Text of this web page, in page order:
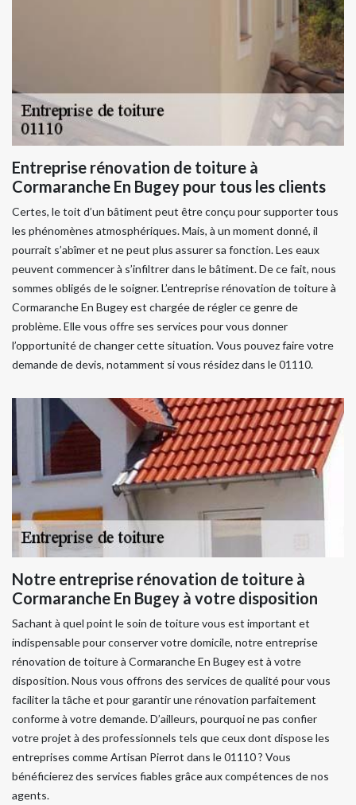
Entreprise rénovation de toiture à
Cormaranche En Bugey pour tous les clients
Certes, le toit d’un bâtiment peut être conçu pour supporter tous
les phénomènes atmosphériques. Mais, à un moment donné, il
pourrait s’abîmer et ne peut plus assurer sa fonction. Les eaux
peuvent commencer à s’infiltrer dans le bâtiment. De ce fait, nous
sommes obligés de le soigner. L’entreprise rénovation de toiture à
Cormaranche En Bugey est chargée de régler ce genre de
problème. Elle vous offre ses services pour vous donner
l’opportunité de changer cette situation. Vous pouvez faire votre
demande de devis, notamment si vous résidez dans le 01110.
Notre entreprise rénovation de toiture à
Cormaranche En Bugey à votre disposition
Sachant à quel point le soin de toiture vous est important et
indispensable pour conserver votre domicile, notre entreprise
rénovation de toiture à Cormaranche En Bugey est à votre
disposition. Nous vous offrons des services de qualité pour vous
faciliter la tâche et pour garantir une rénovation parfaitement
conforme à votre demande. D’ailleurs, pourquoi ne pas confier
votre projet à des professionnels tels que ceux dont dispose les
entreprises comme Artisan Pierrot dans le 01110 ? Vous
bénéficierez des services fiables grâce aux compétences de nos
agents.